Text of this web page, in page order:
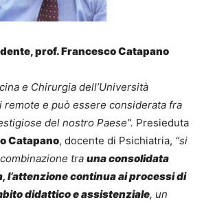
prof. Francesco Catapano
e Chirurgia dell’Università
remote e può essere considerata fra
del nostro Paese”. Presieduta
Catapano, docente di Psichiatria, “si
tra una consolidata
l’attenzione continua ai processi di
didattico e assistenziale, un